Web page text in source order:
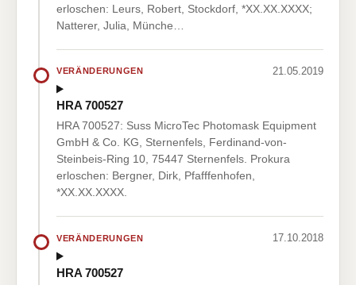
erloschen: Leurs, Robert, Stockdorf, *XX.XX.XXXX;
Natterer, Julia, Münche…
VERÄNDERUNGEN 21.05.2019
HRA 700527
HRA 700527: Suss MicroTec Photomask Equipment
GmbH & Co. KG, Sternenfels, Ferdinand-von-
Steinbeis-Ring 10, 75447 Sternenfels. Prokura
erloschen: Bergner, Dirk, Pfafffenhofen,
*XX.XX.XXXX.
VERÄNDERUNGEN 17.10.2018
HRA 700527